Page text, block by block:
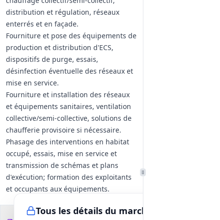
distribution et régulation, réseaux
enterrés et en façade.
Fourniture et pose des équipements de
production et distribution d'ECS,
dispositifs de purge, essais,
désinfection éventuelle des réseaux et
mise en service.
Fourniture et installation des réseaux
et équipements sanitaires, ventilation
collective/semi-collective, solutions de
chaufferie provisoire si nécessaire.
Phasage des interventions en habitat
occupé, essais, mise en service et
transmission de schémas et plans
d'exécution; formation des exploitants
et occupants aux équipements.
et prescriptions d'accessibilité
Tous les détails du marché
Documents du